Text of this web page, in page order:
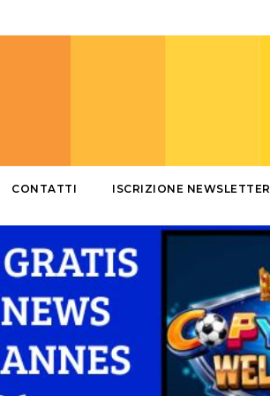
CONTATTI ISCRIZIONE NEWSLETTER